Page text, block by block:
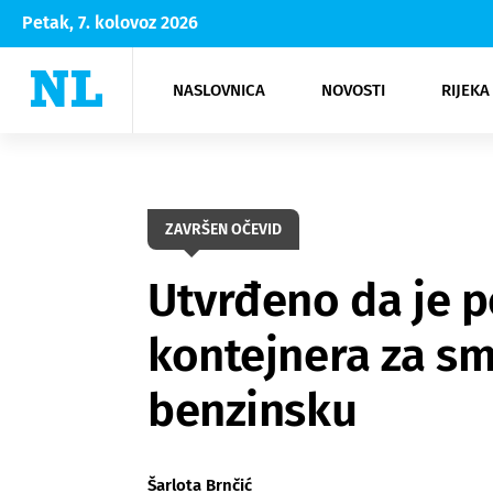
Petak, 7. kolovoz 2026
NASLOVNICA NOVOSTI
Rijeka Opatija
NK
Moda
Kultura
ZAVRŠEN OČEVID
Utvrđeno da je
kontejnera za
benzinsku
Šarlota Brnčić